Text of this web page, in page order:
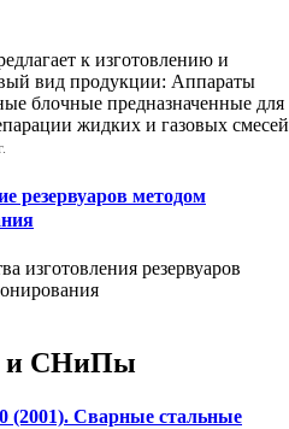
к изготовлению и
вид продукции: Аппараты
блочные предназначенные для
жидких и газовых смесей
резервуаров методом
изготовления резервуаров
СНиПы
(2001). Сварные стальные